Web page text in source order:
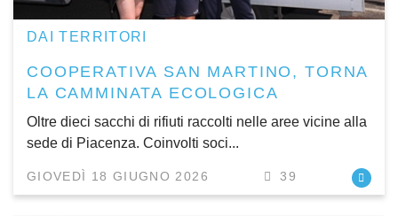
DAI TERRITORI
COOPERATIVA SAN MARTINO, TORNA
LA CAMMINATA ECOLOGICA
Oltre dieci sacchi di rifiuti raccolti nelle aree vicine alla
sede di Piacenza. Coinvolti soci...
GIOVEDÌ 18 GIUGNO 2026 39